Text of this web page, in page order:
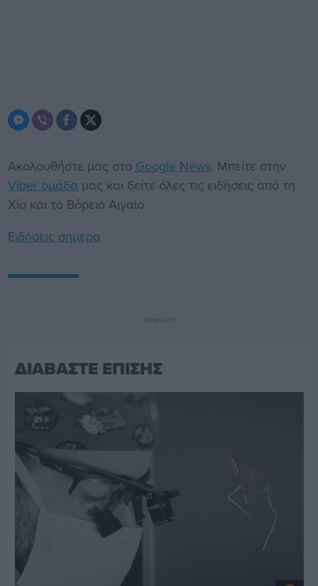
Ακολουθήστε μας στο Google News. Μπείτε στην
Viber ομάδα μας και δείτε όλες τις ειδήσεις από τη
Χίο και το Βόρειο Αιγαίο.
Ειδήσεις σήμερα
Διαφήμιση
ΔΙΑΒΑΣΤΕ ΕΠΙΣΗΣ